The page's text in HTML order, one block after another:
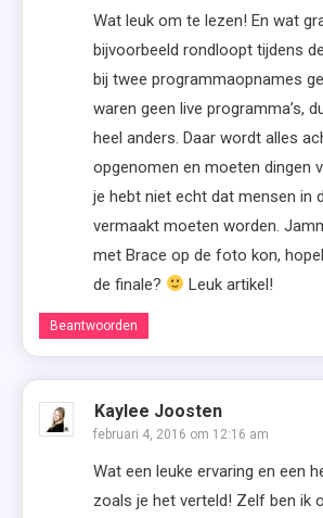
Wat leuk om te lezen! En wat
bijvoorbeeld rondloopt tijdens
bij twee programmaopnames
waren geen live programma’s,
heel anders. Daar wordt alles
opgenomen en moeten dingen
je hebt niet echt dat mensen in
vermaakt moeten worden.
met Brace op de foto kon,
de finale?
Leuk artikel!
Beantwoorden
Kaylee Joosten
februari 4, 2016 om 12:16 am
Wat een leuke ervaring en een
zoals je het verteld! Zelf ben ik